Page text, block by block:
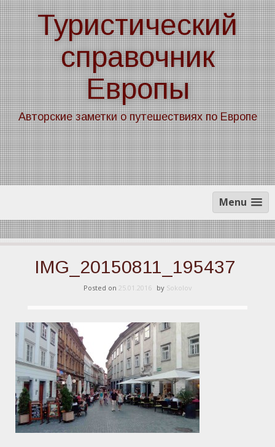
Skip
to
content
Туристический
справочник
Европы
Авторские заметки о путешествиях по Европе
Menu
IMG_20150811_195437
Posted on 25.01.2016 by Sokolov